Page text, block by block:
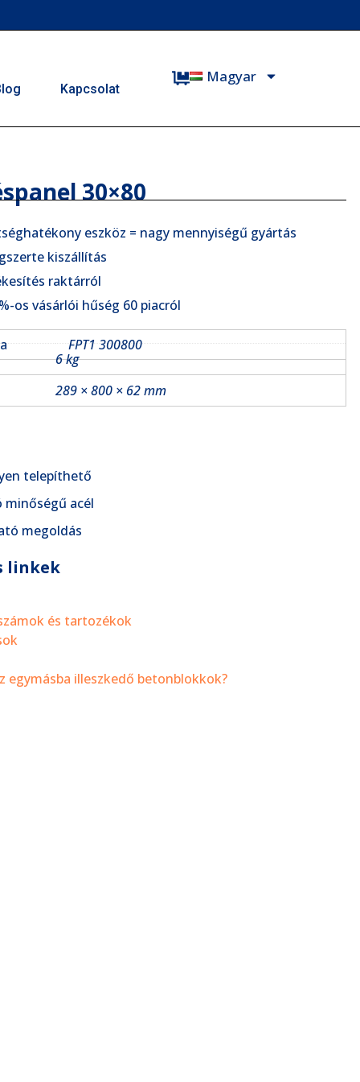
Kapcsolat
Magyar
30×80
eszköz = nagy mennyiségű gyártás
kiszállítás
raktárról
os vásárlói hűség 60 piacról
FPT1 300800
6 kg
289 × 800 × 62 mm
telepíthető
minőségű acél
megoldás
linkek
és tartozékok
egymásba illeszkedő betonblokkok?